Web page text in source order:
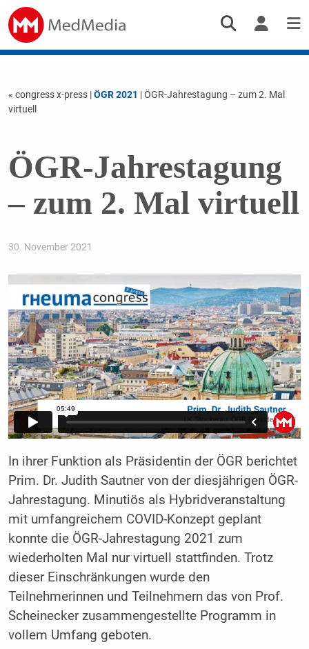
« congress x-press |ÖGR 2021 | ÖGR-Jahrestagung – zum 2. Mal
virtuell
ÖGR-Jahrestagung
– zum 2. Mal virtuell
30. November 2021
In ihrer Funktion als Präsidentin der ÖGR berichtet
Prim. Dr. Judith Sautner von der diesjährigen ÖGR-
Jahrestagung. Minutiös als Hybridveranstaltung
mit umfangreichem COVID-Konzept geplant
konnte die ÖGR-Jahrestagung 2021 zum
wiederholten Mal nur virtuell stattfinden. Trotz
dieser Einschränkungen wurde den
Teilnehmerinnen und Teilnehmern das von Prof.
Scheinecker zusammengestellte Programm in
vollem Umfang geboten.